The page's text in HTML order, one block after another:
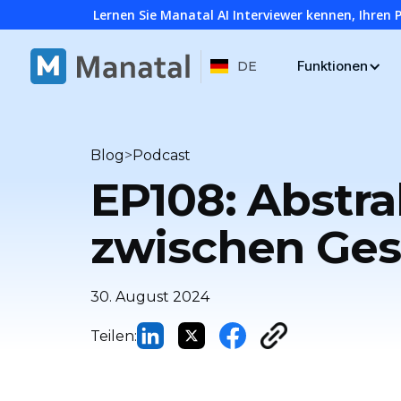
Lernen Sie Manatal AI Interviewer kennen,
DE Funktionen
Blog>Podcast
EP108:
zwischen
30. August 2024
Teilen: